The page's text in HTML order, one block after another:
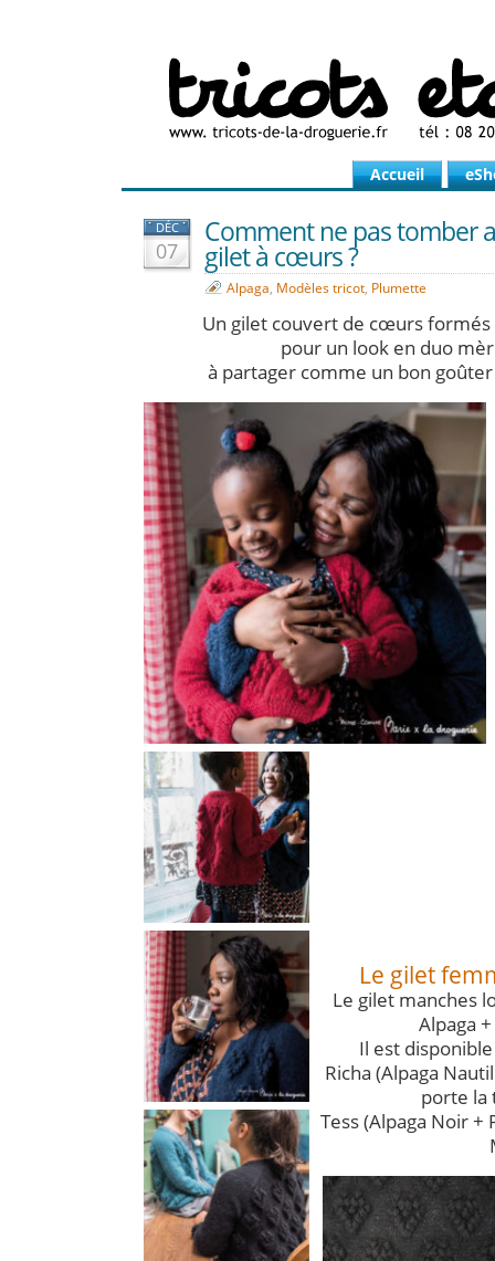
Accueil
DÉC
07
Comment ne pas tomber
gilet à cœurs ?
Alpaga, Modèles tricot, Plumette
Un gilet couvert de cœurs formés
pour un look en duo
à partager comme un bon
Le gilet
Le gilet manches
Alpaga
Il est
Richa (Alpaga
porte la
Tess (Alpaga Noir